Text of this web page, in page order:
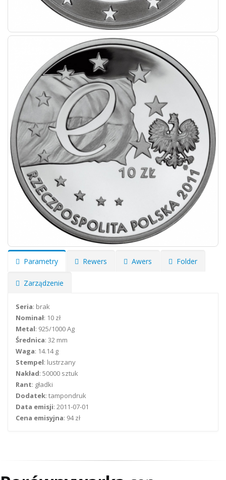
Parametry Rewers Awers Folder
Zarządzenie
Seria: brak
Nominał: 10 zł
Metal: 925/1000 Ag
Średnica: 32 mm
Waga: 14.14 g
Stempel: lustrzany
Nakład: 50000 sztuk
Rant: gładki
Dodatek: tampondruk
Data emisji: 2011-07-01
Cena emisyjna: 94 zł